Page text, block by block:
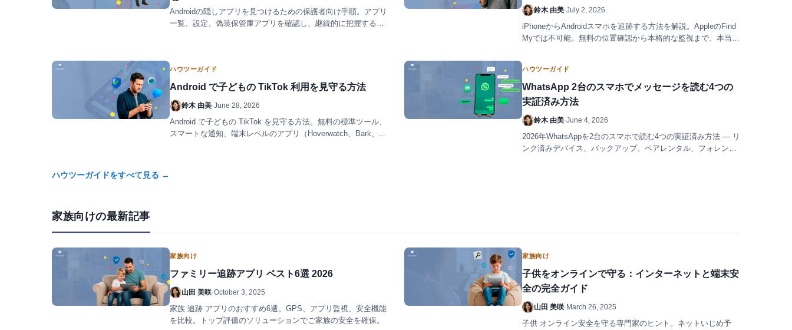
Androidの隠しアプリを見つけるための保護者向け手順。アプリ
一覧、設定、偽装保管庫アプリを確認し、継続的に把握する方
鈴木 由美·July 2, 2026
iPhoneからAndroidスマホを追跡する方法を解説。AppleのFind
Myでは不可能。無料の位置確認から本格的な監視まで、本当に
ハウツーガイド
Android で子どもの TikTok 利用を見守る方法
鈴木 由美·June 28, 2026
Android で子どもの TikTok を見守る方法。無料の標準ツール、
スマートな通知、端末レベルのアプリ（Hoverwatch、Bark、
ハウツーガイド
WhatsApp 2台のスマホでメッセージを読む4つの
実証済み方法
鈴木 由美·June 4, 2026
2026年WhatsAppを2台のスマホで読む4つの実証済み方法 — リ
ンク済みデバイス、バックアップ、ペアレンタル、フォレンジ
ハウツーガイドをすべて見る →
家族向けの最新記事
家族向け
ファミリー追跡アプリ ベスト6選 2026
山田 美咲·October 3, 2025
家族 追跡 アプリのおすすめ6選。GPS、アプリ監視、安全機能
を比較。トップ評価のソリューションでご家族の安全を確保。
家族向け
子供をオンラインで守る：インターネットと端末安
全の完全ガイド
山田 美咲·March 26, 2025
子供 オンライン安全を守る専門家のヒント。ネットいじめ予